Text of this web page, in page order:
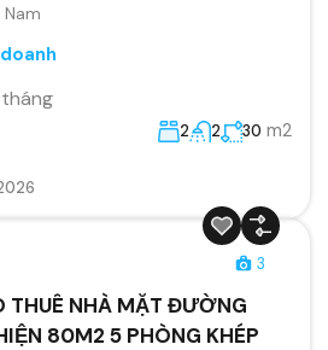
2 2 30 m2
3
THUÊ NHÀ MẶT ĐƯỜNG
80M2 5 PHÒNG KHÉP